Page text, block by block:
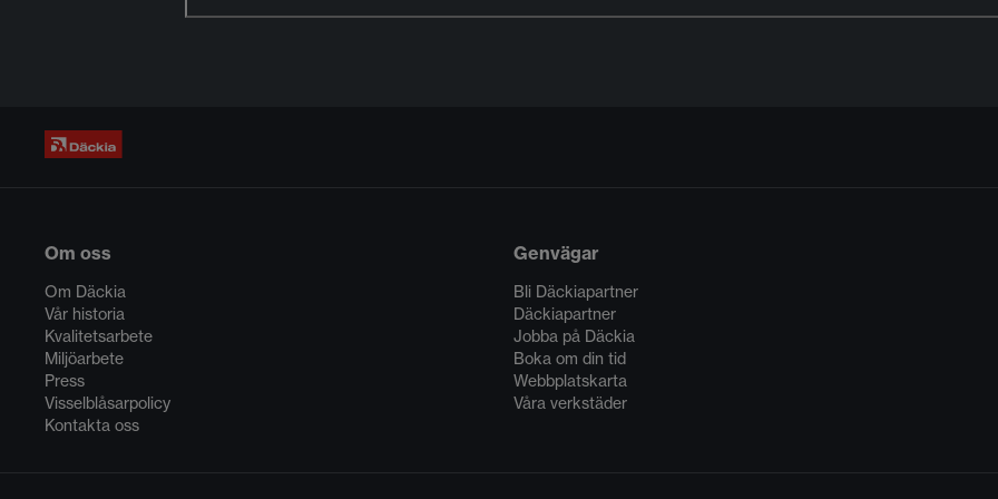
Om oss
Om Däckia
Vår historia
Kvalitetsarbete
Miljöarbete
Press
Visselblåsarpolicy
Kontakta oss
Genvägar
Bli Däckiapartner
Däckiapartner
Jobba på Däckia
Boka om din tid
Webbplatskarta
Våra verkstäder